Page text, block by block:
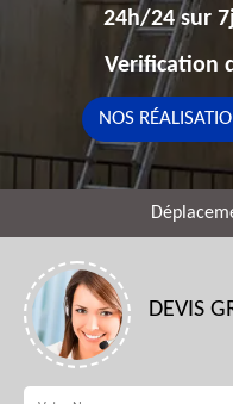
24h/24 sur
Verification
NOS
DEVIS